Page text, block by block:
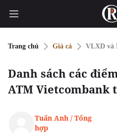
Trang chủ Giá cả VLXD và
Danh sách các
ATM Vietcombank
Tuấn Anh / Tổng
hợp